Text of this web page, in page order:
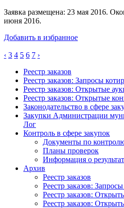
Заявка размещена: 23 мая 2016.
июня 2016.
Добавить в избранное
‹ 3 4 5 6 7 ›
Реестр заказов
Реестр заказов: Запросы
Реестр заказов: Открытые
Реестр заказов: Открытые
Законодательство в сфере
Закупки Администрации
Лог
Контроль в сфере закупок
Документы по
Планы проверок
Информация о
Архив
Реестр заказов
Реестр заказов:
Реестр заказов:
Реестр заказов: